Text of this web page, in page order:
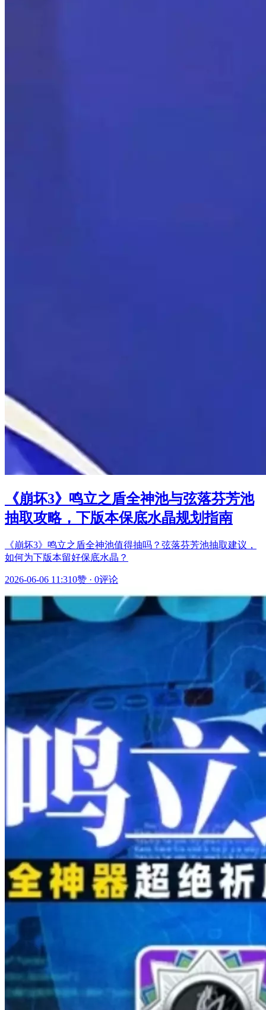
《崩坏3》鸣立之盾全神池与弦落芬芳池
抽取攻略，下版本保底水晶规划指南
《崩坏3》鸣立之盾全神池值得抽吗？弦落芬芳池抽取建议，
如何为下版本留好保底水晶？
2026-06-06 11:310赞 · 0评论